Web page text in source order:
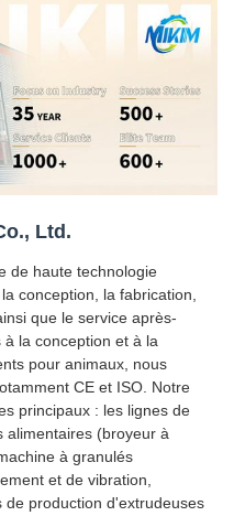
Ltd.
de haute technologie
conception, la fabrication,
que le service après-
la conception et à la
pour animaux, nous
CE et ISO. Notre
principaux : les lignes de
alimentaires (broyeur à
à granulés
et de vibration,
production d'extrudeuses